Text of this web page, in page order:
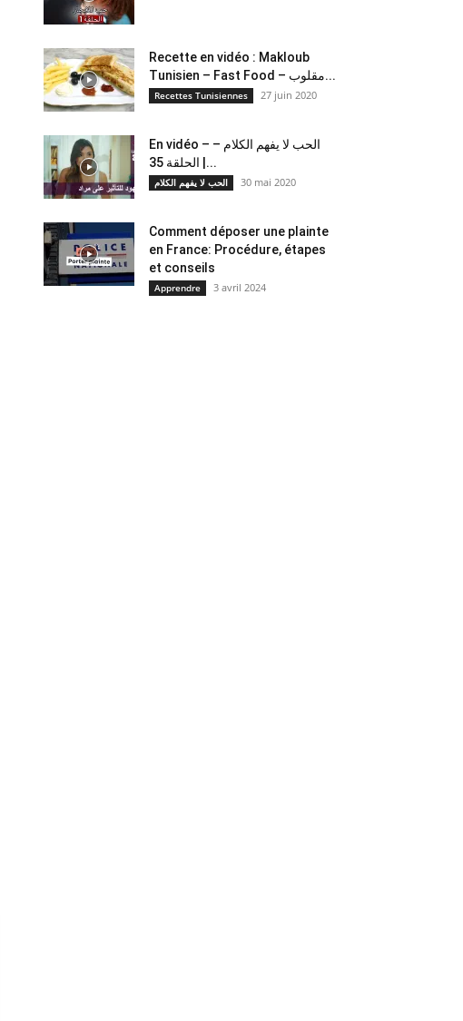
Recette en vidéo : Makloub
Tunisien – Fast Food – مقلوب...
Recettes Tunisiennes 27 juin 2020
En vidéo – الحب لا يفهم الكلام –
الحلقة 35 |...
الحب لا يفهم الكلام 30 mai 2020
Comment déposer une plainte
en France: Procédure, étapes
et conseils
Apprendre 3 avril 2024